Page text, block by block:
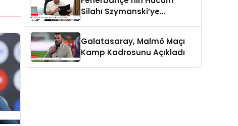
Silahı Szymanski’ye
Galatasaray, Malmö Maçı
Kamp Kadrosunu Açıkladı